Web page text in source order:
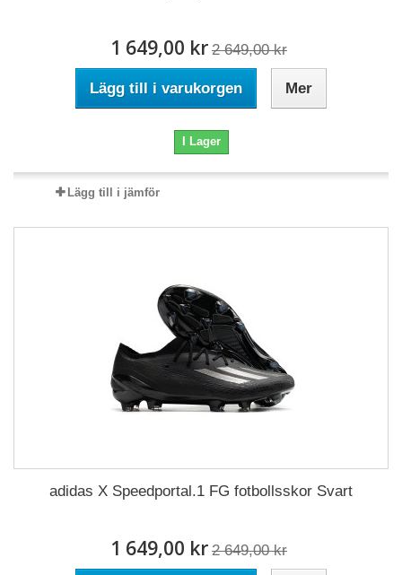
1 649,00 kr 2 649,00 kr
Lägg till i varukorgen Mer
I Lager
Lägg till i jämför
adidas X Speedportal.1 FG fotbollsskor Svart
1 649,00 kr 2 649,00 kr